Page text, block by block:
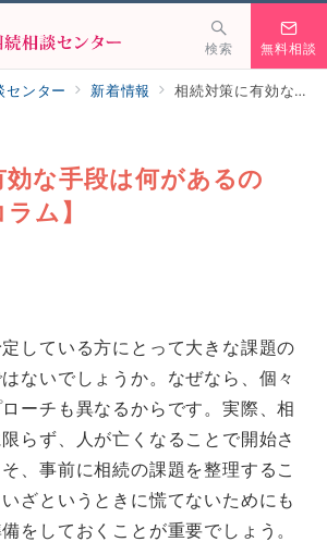
検索 無料相談
センター 新着情報 相続対策に有効な手段は何があるのか？【相続コラム】
効な手段は何があるの
ム】
している方にとって大きな課題の
ないでしょうか。なぜなら、個々
ーチも異なるからです。実際、相
らず、人が亡くなることで開始さ
、事前に相続の課題を整理するこ
ざというときに慌てないためにも
をしておくことが重要でしょう。